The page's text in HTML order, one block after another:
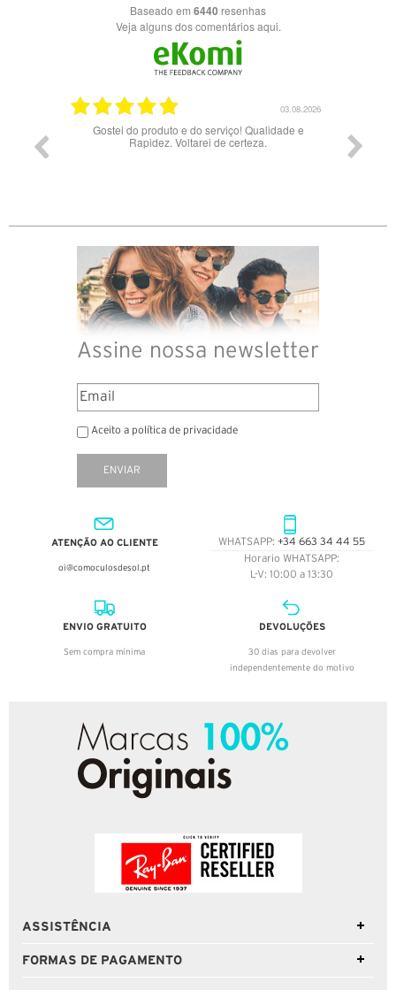
Baseado em 6440 resenhas
Veja alguns dos comentários aqui.
03.08.2026
Gostei do produto e do serviço! Qualidade e
Rapidez. Voltarei de certeza.
Assine nossa newsletter
Aceito a política de privacidade
ENVIAR
ATENÇÃO AO CLIENTE
oi@comoculosdesol.pt
WHATSAPP: +34 663 34 44 55
Horario WHATSAPP:
L-V: 10:00 a 13:30
ENVIO GRATUITO
Sem compra mínima
DEVOLUÇÕES
30 dias para devolver
independentemente do motivo
ASSISTÊNCIA
FORMAS DE PAGAMENTO